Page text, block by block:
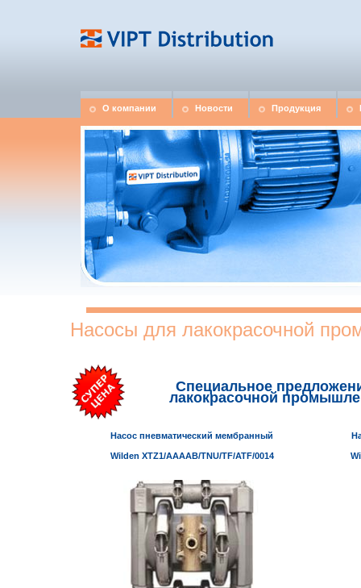
О компании Новости Продукция
Насосы для лакокрасочной
Специальное
лакокрасочной
Насос пневматический мембранный
Wilden XTZ1/AAAAB/TNU/TF/ATF/0014